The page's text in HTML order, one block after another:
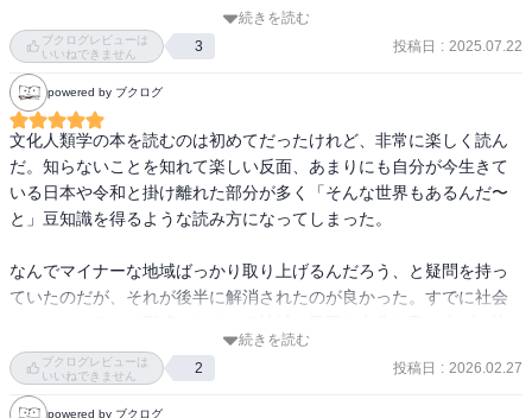
科学は自然の因果、呪術は神秘の因果関係に着目しているだけ。
9.民族とエスニシティ
日本人とはなにを共有する集団なのか。国籍?言語?民族?文化?
ラオスの事例。ラオスという国づくりの段階で、いろんな民族を再
分類した。
低地ラオス、山地ラオス、その他ラオスと、住んでる場所ごとの分
類。
また、生まれではなく育ての親のカルチャーにより民族を自認する
また、異なる民族だが文化的に酷似しているケースもある。
境界があるから民族がある。かつ、この境界は流動的で可変的。
タイのイサーン地域、たった10年の間に通用する言葉がラオ語から
シャム語へ変わった。また、この地域の人はイサーン人を自認す
る。
→一単語で表せない英語の単語とかあるけど、これも同じやな。そ
の領域に興味がないと分解されない。イカとタコを同じ単語で呼ぶ
ようなもの？
p165
神社は森と村の境界線上に建てられることが多い
問題提起から始まり、具体的な反証例をいくつか引き出しながら、
文化人類学の古典的な理論に触れつつ、最後には「文化人類学的な
ものの考え方」で締めくくる。
各章この分かりやすい構成の積み重ねで非常に読みやすい。
その具体的事例を通して、文化人類学者の調査・研究方法（フィー
ルドワーク→問いの発出→理論化）がよく理解できるつくりになっ
ている。
そして、8章分読んで概ね読者の頭に文化人類学のイメージが出来て
手。
としての自分が持っている常識を取り払いながら、最後には共通点
を探して理論化していく、なかなか面白い取り組みだと感じた。
続きを読む
ブクログレビューは
いいねできません
3 投稿日 : 2025.07.22
powered by ブクログ
文化人類学の本を読むのは初めてだったけれど、非常に楽しく読ん
だ。知らないことを知れて楽しい反面、あまりにも自分が今生きて
いる日本や令和と掛け離れた部分が多く「そんな世界もあるんだ〜
と」豆知識を得るような読み方になってしまった。
なんでマイナーな地域ばっかり取り上げるんだろう、と疑問を持っ
ていたのだが、それが後半に解消されたのが良かった。すでに社会
較・考察するのは「社会学」らしい。文化人類学とはそもそも未開
の地（のような場所）を研究するものなのだそうだ。全く知らず、
なんとなく手に取ったのだがそれを知れて良かった。
続きを読む
ブクログレビューは
いいねできません
2 投稿日 : 2026.02.27
powered by ブクログ